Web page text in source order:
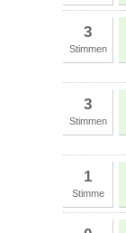
3
Stimmen
3
Stimmen
1
Stimme